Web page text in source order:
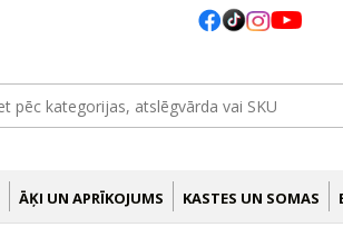
ĀĶI UN APRĪKOJUMS KASTES UN SOMAS